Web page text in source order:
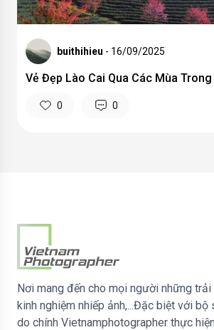
buithihieu - 16/09/2025
Vẻ Đẹp Lào Cai Qua Các Mùa Trong
0 0
Nơi mang đến cho mọi người những trải
kinh nghiệm nhiếp ảnh,...Đặc biệt với bộ
do chính Vietnamphotographer thực